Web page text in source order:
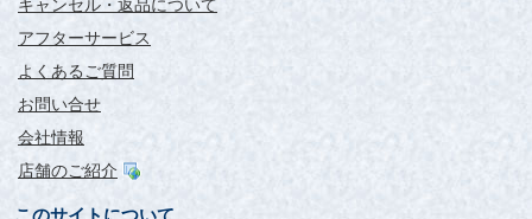
キャンセル・返品について
アフターサービス
よくあるご質問
お問い合せ
会社情報
店舗のご紹介
このサイトについて